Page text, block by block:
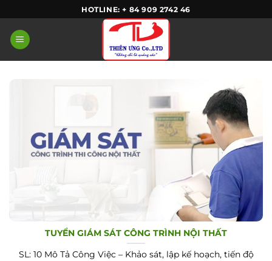
content
HOTLINE: + 84 909 2742 46
TUYỂN GIÁM SÁT CÔNG TRÌNH NỘI THẤT
SL: 10 Mô Tả Công Việc – Khảo sát, lập kế hoạch, tiến độ